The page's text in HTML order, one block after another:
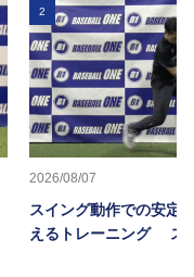
2
2026/08/07
スイング動作での安定
えるトレーニング ス